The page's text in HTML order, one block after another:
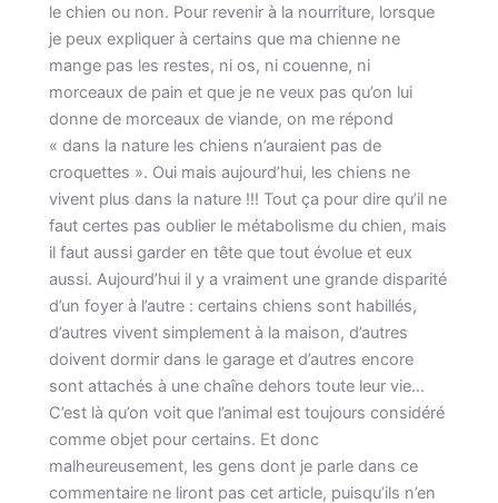
le chien ou non. Pour revenir à la nourriture, lorsque
je peux expliquer à certains que ma chienne ne
mange pas les restes, ni os, ni couenne, ni
morceaux de pain et que je ne veux pas qu’on lui
donne de morceaux de viande, on me répond
« dans la nature les chiens n’auraient pas de
croquettes ». Oui mais aujourd’hui, les chiens ne
vivent plus dans la nature !!! Tout ça pour dire qu’il ne
faut certes pas oublier le métabolisme du chien, mais
il faut aussi garder en tête que tout évolue et eux
aussi. Aujourd’hui il y a vraiment une grande disparité
d’un foyer à l’autre : certains chiens sont habillés,
d’autres vivent simplement à la maison, d’autres
doivent dormir dans le garage et d’autres encore
sont attachés à une chaîne dehors toute leur vie…
C’est là qu’on voit que l’animal est toujours considéré
comme objet pour certains. Et donc
malheureusement, les gens dont je parle dans ce
commentaire ne liront pas cet article, puisqu’ils n’en